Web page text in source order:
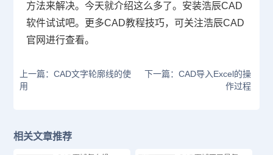
方法来解决。今天就介绍这么多了。安装浩辰CAD
软件试试吧。更多CAD教程技巧，可关注浩辰CAD
官网进行查看。
上一篇：CAD文字轮廓线的使
用
下一篇：CAD导入Excel的操
作过程
相关文章推荐